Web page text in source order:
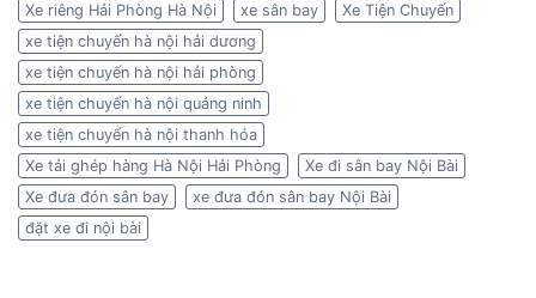
Xe riêng Hải Phòng Hà Nội
xe sân bay
Xe Tiện Chuyến
xe tiện chuyến hà nội hải dương
xe tiện chuyến hà nội hải phòng
xe tiện chuyến hà nội quảng ninh
xe tiện chuyến hà nội thanh hóa
Xe tải ghép hàng Hà Nội Hải Phòng
Xe đi sân bay Nội Bài
Xe đưa đón sân bay
xe đưa đón sân bay Nội Bài
đặt xe đi nội bài